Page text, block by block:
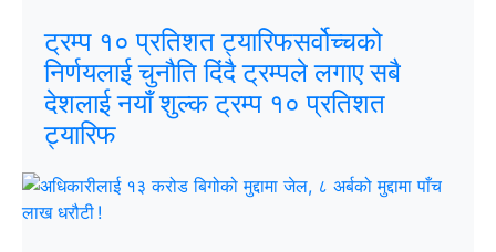
ट्रम्प १० प्रतिशत ट्यारिफसर्वोच्चको
निर्णयलाई चुनौति दिंदै ट्रम्पले लगाए सबै
देशलाई नयाँ शुल्क ट्रम्प १० प्रतिशत
ट्यारिफ